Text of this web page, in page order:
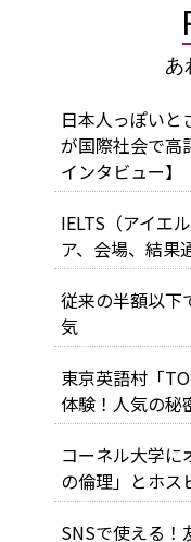
あ
日本人っぽいと
が国際社会で高
インタビュー】
IELTS（アイエ
ア、会場、結果
従来の半額以下
気
東京英語村「
体験！人気の秘
コーネル大学に
の倫理」とホス
SNSで使える！